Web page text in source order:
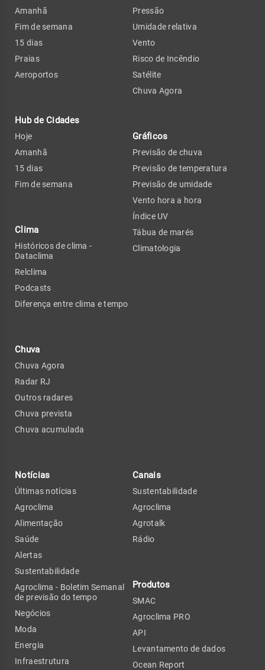
Amanhã
Fim de semana
15 dias
Praias
Aeroportos
Hub de Cidades
Hoje
Amanhã
15 dias
Fim de semana
Clima
Históricos de clima -
Dataclima
Relclima
Podcasts
Diferença entre clima e tempo
Chuva
Chuva Agora
Radar RJ
Outros radares
Chuva prevista
Chuva acumulada
Pressão
Umidade relativa
Vento
Risco de Incêndio
Satélite
Chuva Agora
Gráficos
Previsão de chuva
Previsão de temperatura
Previsão de umidade
Vento hora a hora
Índice UV
Tábua de marés
Climatologia
Notícias
Últimas notícias
Agroclima
Alimentação
Saúde
Alertas
Sustentabilidade
Agroclima - Boletim Semanal
de previsão do tempo
Negócios
Moda
Energia
Infraestrutura
Canais
Sustentabilidade
Agroclima
Agrotalk
Rádio
Produtos
SMAC
Agroclima PRO
API
Levantamento de dados
Ocean Report